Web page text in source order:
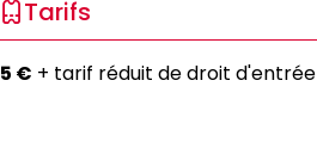
Tarifs
5 € + tarif réduit de droit d'entrée